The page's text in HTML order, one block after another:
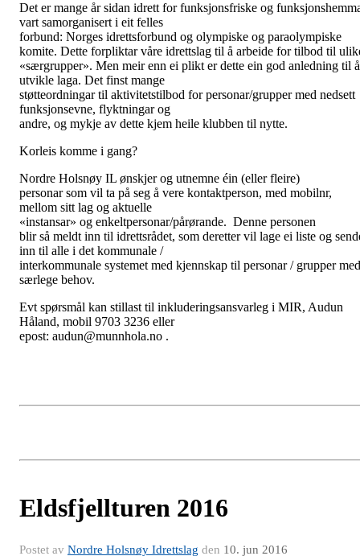
Det er mange år sidan idrett for funksjonsfriske og
vart samorganisert i eit felles
forbund: Norges idrettsforbund og olympiske og paraolympiske
komite. Dette forpliktar våre idrettslag til å arbeide for tilbod til
«særgrupper». Men meir enn ei plikt er dette ein god anledning til å
utvikle laga. Det finst mange
støtteordningar til aktivitetstilbod for personar/grupper med nedsett
funksjonsevne, flyktningar og
andre, og mykje av dette kjem heile klubben til nytte.
Korleis komme i gang?
Nordre Holsnøy IL ønskjer og utnemne éin (eller fleire)
personar som vil ta på seg å vere kontaktperson, med mobilnr,
mellom sitt lag og aktuelle
«instansar» og enkeltpersonar/pårørande. Denne personen
blir så meldt inn til idrettsrådet, som deretter vil lage ei liste og
inn til alle i det kommunale /
interkommunale systemet med kjennskap til personar / grupper med
særlege behov.
Evt spørsmål kan stillast til inkluderingsansvarleg i MIR, Audun
Håland, mobil 9703 3236 eller
epost: audun@munnhola.no .
Eldsfjellturen 2016
Postet av Nordre Holsnøy Idrettslag den 10. jun 2016